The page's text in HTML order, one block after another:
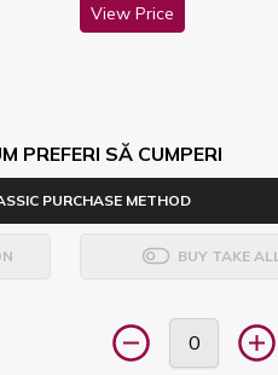
View Price
PREFERI SĂ CUMPERI
PURCHASE METHOD
BUY TAKE ALL